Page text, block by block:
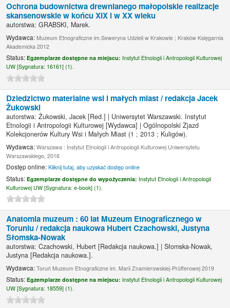
Ochrona budownictwa drewnianego małopolskie realizacje
skansenowskie w końcu XIX i w XX wieku
autorstwa:GRABSKI, Marek.
Wydawca:Muzeum Etnograficzne im.Seweryna Udzieli w Krakowie ; Kraków Księgarnia
Akademicka 2012
Status:Egzemplarze dostępne na miejscu: Instytut Etnologii i Antropologii Kulturowej
UW [Sygnatura: 16161] (1).
Dziedzictwo materialne wsi i małych miast /redakcja Jacek
Żukowski
autorstwa:Żukowski, Jacek [Red.] | Uniwersytet Warszawski. Instytut
Etnologii i Antropologii Kulturowej [Wydawca] |Ogólnopolski Zjazd
Kolekcjonerów Kultury Wsi i Małych Miast (1 ; 2013 ; Kuligów).
Wydawca:Warszawa : Instytut Etnologii i Antropologii Kulturowej Uniwersytetu
Warszawskiego, 2016
Dostęp online:Kliknij tutaj, aby uzyskać dostęp online
Status:Egzemplarze dostępne do wypożyczenia: Instytut Etnologii i Antropologii
Kulturowej UW [Sygnatura:e-book] (1).
Anatomia muzeum : 60 lat Muzeum Etnograficznego w
Toruniu /redakcja naukowa Hubert Czachowski, Justyna
Słomska-Nowak
autorstwa:Czachowski, Hubert [Redakcja naukowa.] |Słomska-Nowak,
Justyna [Redakcja naukowa.].
Wydawca:Toruń Muzeum Etnograficzne im. Marii Znamierowskiej-Prüfferowej 2019
Status:Egzemplarze dostępne na miejscu: Instytut Etnologii i Antropologii Kulturowej
UW [Sygnatura: 18559] (1).